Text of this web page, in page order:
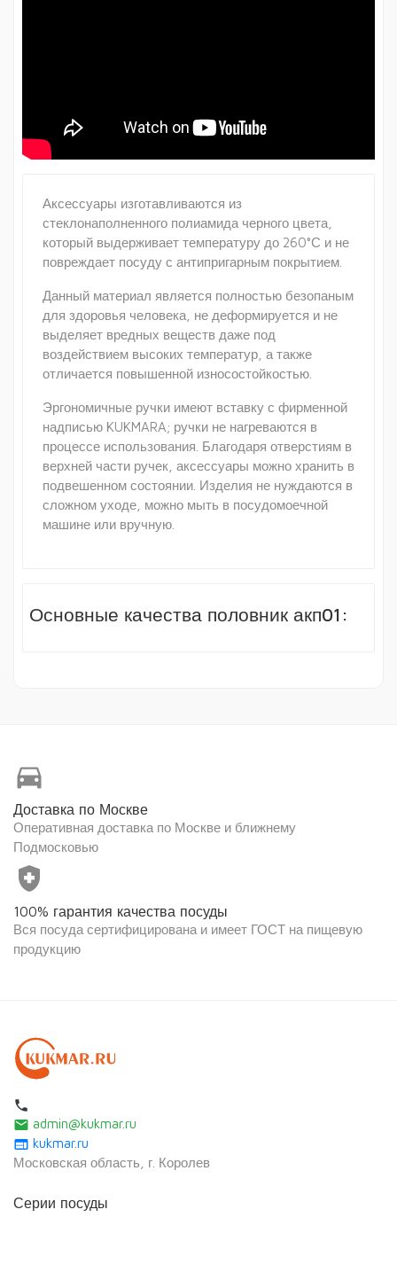
Аксессуары изготавливаются из
стеклонаполненного полиамида черного цвета,
который выдерживает температуру до 260°С и не
повреждает посуду с антипригарным покрытием.
Данный материал является полностью безопаным
для здоровья человека, не деформируется и не
выделяет вредных веществ даже под
воздействием высоких температур, а также
отличается повышенной износостойкостью.
Эргономичные ручки имеют вставку с фирменной
надписью KUKMARA; ручки не нагреваются в
процессе использования. Благодаря отверстиям в
верхней части ручек, аксессуары можно хранить в
подвешенном состоянии. Изделия не нуждаются в
сложном уходе, можно мыть в посудомоечной
машине или вручную.
Основные качества половник акп01:
directions_car
Доставка по Москве
Оперативная доставка по Москве и ближнему
Подмосковью
health_and_safety
100% гарантия качества посуды
Вся посуда сертифицирована и имеет ГОСТ на пищевую
продукцию
local_phone
email admin@kukmar.ru
web kukmar.ru
Московская область, г. Королев
Серии посуды